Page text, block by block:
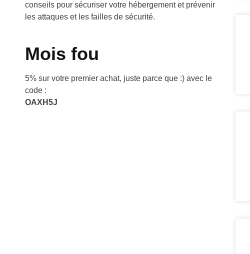
conseils pour sécuriser votre hébergement et prévenir
les attaques et les failles de sécurité.
Mois fou
5% sur votre premier achat, juste parce que :) avec le
code :
OAXH5J